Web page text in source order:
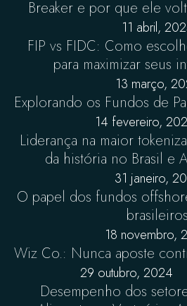
Breaker e por que ele
11 abril,
FIP vs FIDC: Como
para maximizar seus
13 março,
Explorando os Fundos de
14 fevereiro,
Liderança na maior
da história no Brasil e
31 janeiro,
O papel dos fundos
brasileiros
18 novembro,
Wiz Co.: Nunca aposte
29 outubro, 2024
Desempenho dos